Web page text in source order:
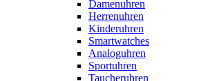
Damenuhren
Herrenuhren
Kinderuhren
Smartwatches
Analoguhren
Sportuhren
Taucheruhren